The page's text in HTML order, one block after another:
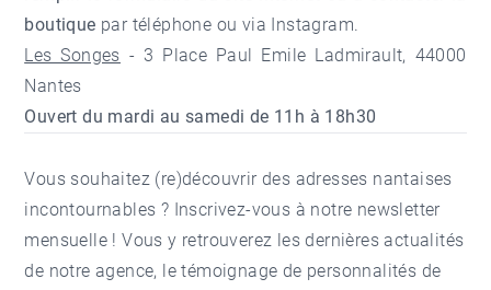
boutique par téléphone ou via Instagram.
Les Songes - 3 Place Paul Emile Ladmirault, 44000
Nantes
Ouvert du mardi au samedi de 11h à 18h30
Vous souhaitez (re)découvrir des adresses nantaises
incontournables ? Inscrivez-vous à notre newsletter
mensuelle ! Vous y retrouverez les dernières actualités
de notre agence, le témoignage de personnalités de